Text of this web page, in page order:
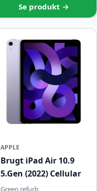
Se produkt →
APPLE
Brugt iPad Air 10.9
5.Gen (2022) Cellular
Green refurb